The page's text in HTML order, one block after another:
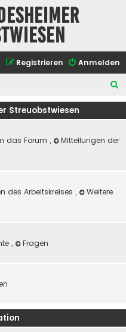
Anmelden
Registrieren
u
Streuobstwiesen
das Forum ,
Mitteilungen der
des Arbeitskreises ,
Weitere
,
Fragen